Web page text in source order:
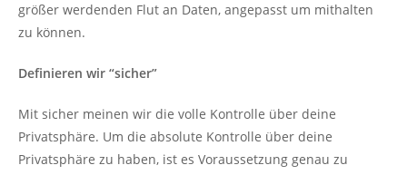
größer werdenden Flut an Daten, angepasst um mithalten
zu können.
Definieren wir “sicher”
Mit sicher meinen wir die volle Kontrolle über deine
Privatsphäre. Um die absolute Kontrolle über deine
Privatsphäre zu haben, ist es Voraussetzung genau zu